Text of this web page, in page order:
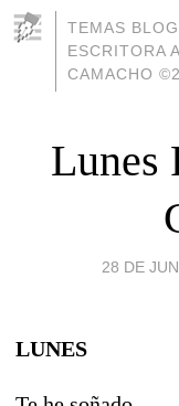
TEMAS
ESCRITORA
CAMACHO
Lunes
28 DE
LUNES